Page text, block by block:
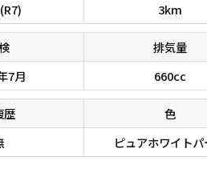
3km
7月
排気量
660cc
歴
色
ピュアホワイト